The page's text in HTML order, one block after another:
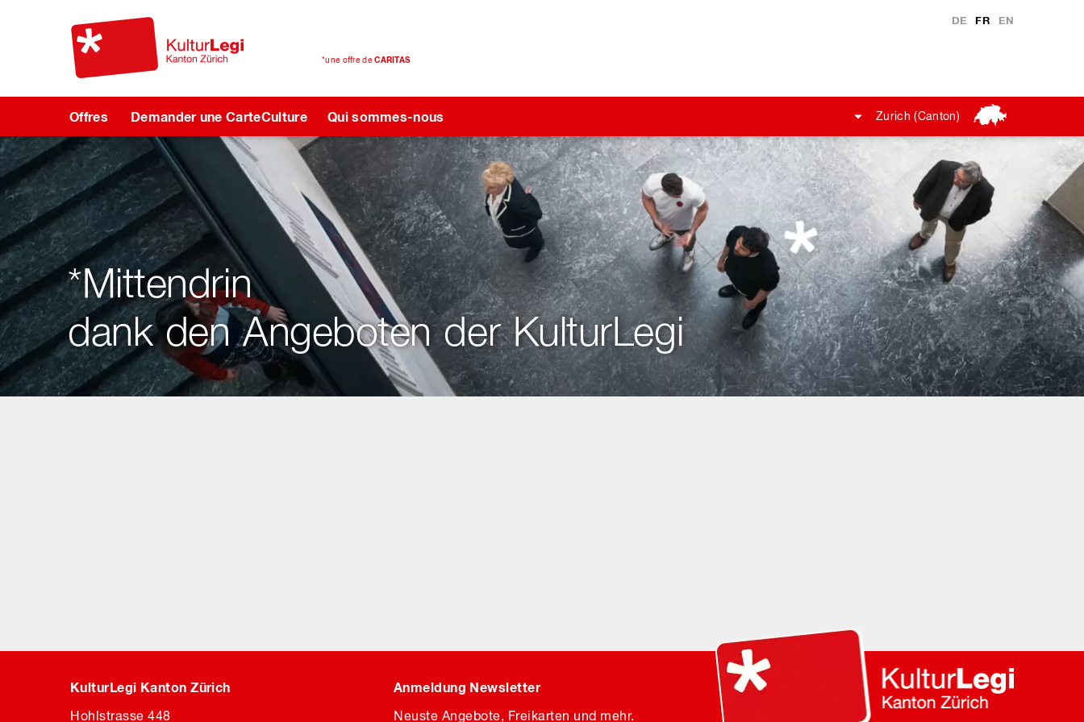
*une offre deCARITAS
DE FR EN
Offres Demander une CarteCulture Qui sommes-nous Zurich (Canton)
*Mittendrin
dank den Angeboten der KulturLegi
KulturLegi Kanton Zürich
Hohlstrasse 448
Anmeldung Newsletter
Neuste Angebote, Freikarten und mehr.